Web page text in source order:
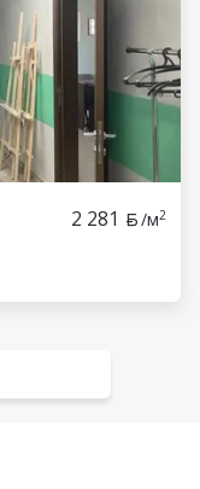
2 281 /м2